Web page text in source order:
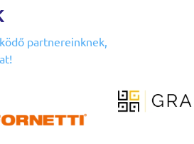
partnereinknek,